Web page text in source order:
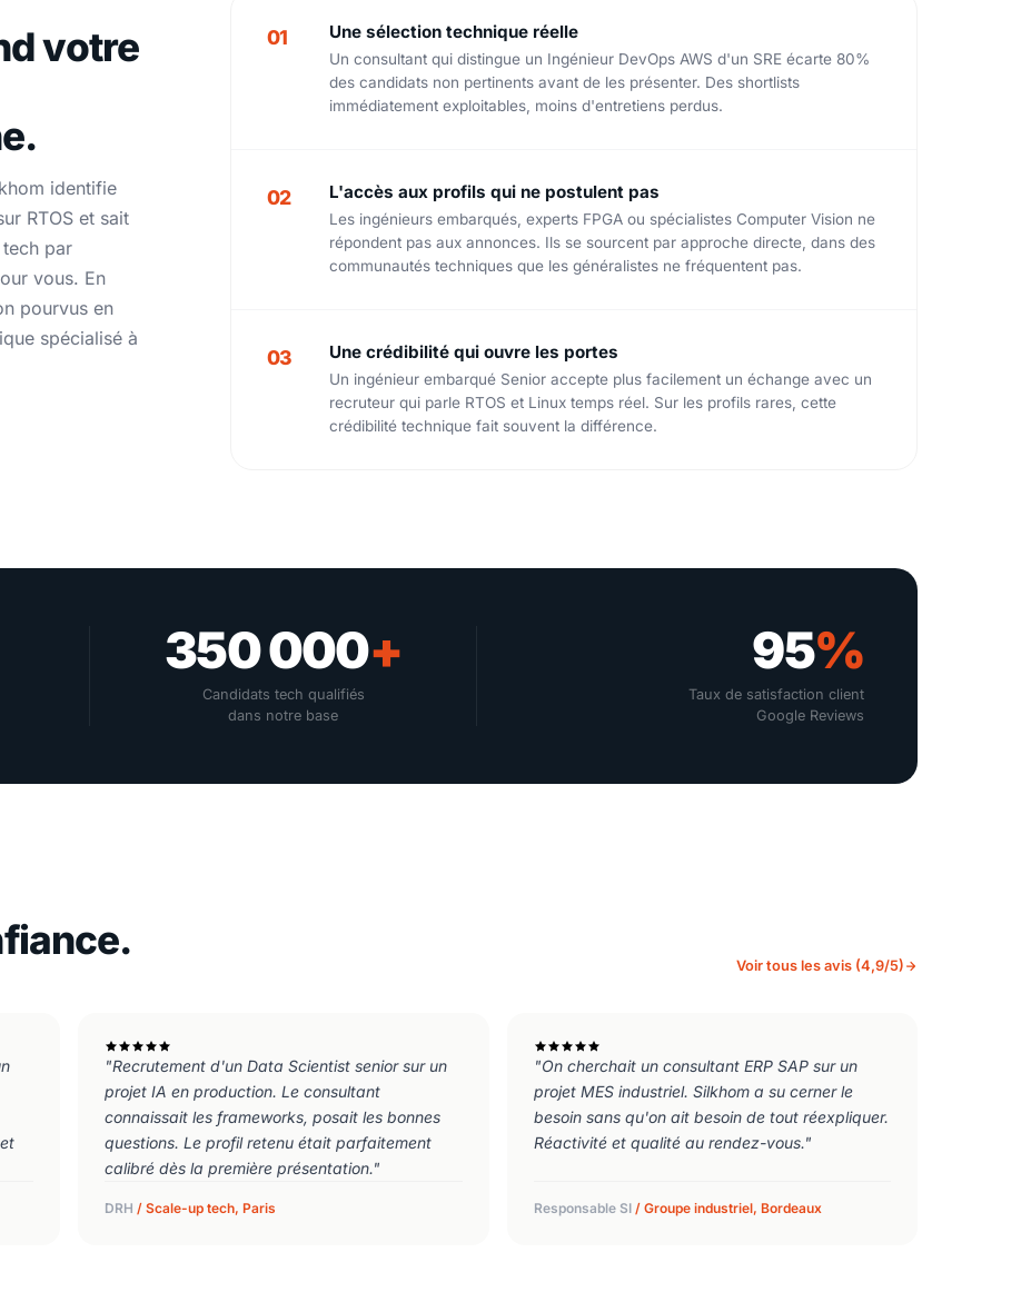
votre
identifie
RTOS et sait
par
vous. En
pourvus en
spécialisé à
01 Une sélection technique réelle
Un consultant qui distingue un Ingénieur DevOps AWS d'un SRE écarte 80%
des candidats non pertinents avant de les présenter. Des shortlists
immédiatement exploitables, moins d'entretiens perdus.
02 L'accès aux profils qui ne postulent pas
Les ingénieurs embarqués, experts FPGA ou spécialistes Computer Vision ne
répondent pas aux annonces. Ils se sourcent par approche directe, dans des
communautés techniques que les généralistes ne fréquentent pas.
03 Une crédibilité qui ouvre les portes
Un ingénieur embarqué Senior accepte plus facilement un échange avec un
recruteur qui parle RTOS et Linux temps réel. Sur les profils rares, cette
crédibilité technique fait souvent la différence.
350 000+
Candidats tech qualifiés
dans notre base
95%
Taux de satisfaction client
Google Reviews
Voir tous les avis (4,9/5)
"Recrutement d'un Data Scientist senior sur un
projet IA en production. Le consultant
connaissait les frameworks, posait les bonnes
questions. Le profil retenu était parfaitement
calibré dès la première présentation."
DRH/ Scale-up tech, Paris
"On cherchait un consultant ERP SAP sur un
projet MES industriel. Silkhom a su cerner le
besoin sans qu'on ait besoin de tout réexpliquer.
Réactivité et qualité au rendez-vous."
Responsable SI / Groupe industriel, Bordeaux